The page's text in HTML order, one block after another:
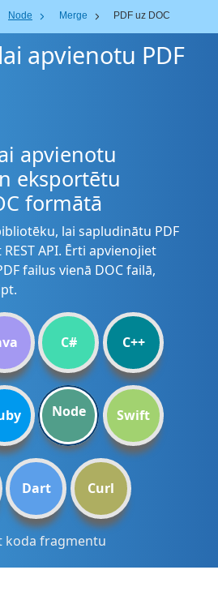
Node Merge PDF uz DOC
apvienotu PDF
apvienotu
eksportētu
formātā
lai sapludinātu PDF
API. Ērti apvienojiet
failus vienā DOC failā,
C# C++
Node Swift
Dart Curl
koda fragmentu